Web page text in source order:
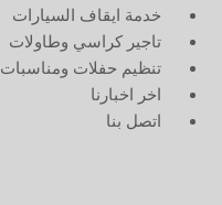
خدمة ايقاف السيارات
تاجير كراسي وطاولات
تنظيم حفلات ومناسبات
اخر اخبارنا
اتصل بنا